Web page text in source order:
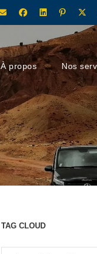
À propos Nos
TAG CLOUD